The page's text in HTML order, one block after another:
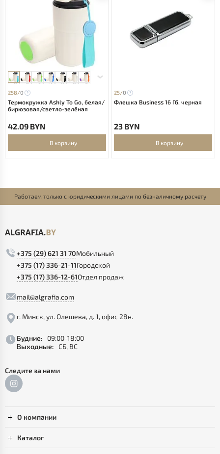
258/0
Термокружка Ashly To Go, белая/
бирюзовая/светло-зелёная
42.09 BYN
В корзину
25/0
Флешка Business 16 Гб, черная
23 BYN
В корзину
Работаем только с юридическими лицами по безналичному расчету
+375 (29) 621 31 70Мобильный
+375 (17) 336-21-11Городской
+375 (17) 336-12-61Отдел продаж
mail@algrafia.com
г. Минск, ул. Олешева, д. 1, офис 28н.
Будние:
09:00-18:00
Выходные: СБ, ВС
Следите за нами
О компании
Каталог